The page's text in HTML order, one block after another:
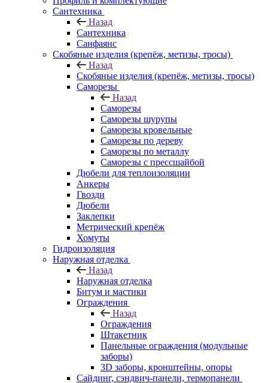
Сантехника
Назад
Сантехника
Санфаянс
Скобяные изделия (крепёж, метизы, тросы)
Назад
Скобяные изделия (крепёж, метизы, тросы)
Саморезы
Назад
Саморезы
Саморезы шурупы
Саморезы кровельные
Саморезы по дереву
Саморезы по металлу
Саморезы с прессшайбой
Дюбели для теплоизоляции
Анкеры
Гвозди
Дюбели
Заклепки
Метрический крепёж
Хомуты
Гидроизоляция
Наружная отделка
Назад
Наружная отделка
Битум и мастики
Ограждения
Назад
Ограждения
Штакетник
Панельные ограждения (модульные
заборы)
3D заборы, кронштейны, опоры
Cайдинг, сэндвич-панели, термопанели